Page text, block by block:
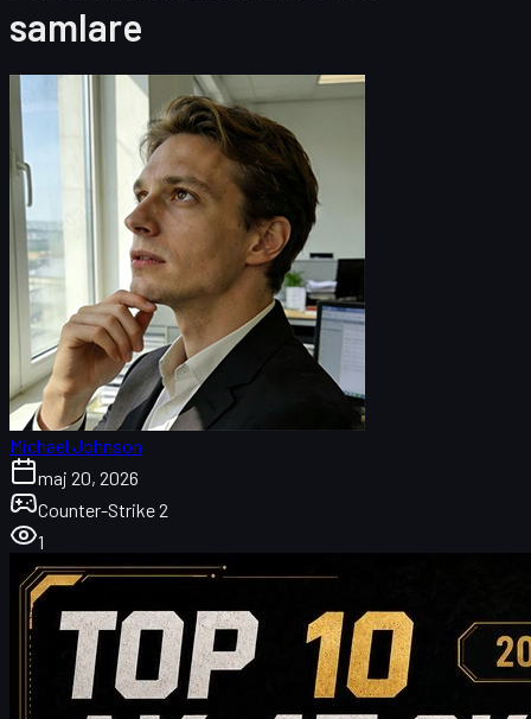
samlare
Michael Johnson
maj 20, 2026
Counter-Strike 2
1